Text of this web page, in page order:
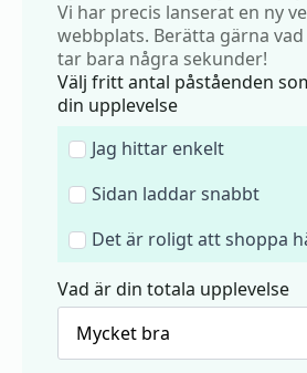
Vi har precis lanserat en ny
webbplats. Berätta gärna
tar bara några sekunder!
Välj fritt antal påståenden
din upplevelse
Jag hittar enkelt
Sidan laddar snabbt
Det är roligt att shoppa
Vad är din totala upplevelse